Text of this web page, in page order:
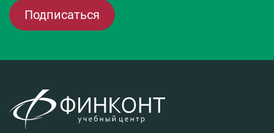
Подписаться